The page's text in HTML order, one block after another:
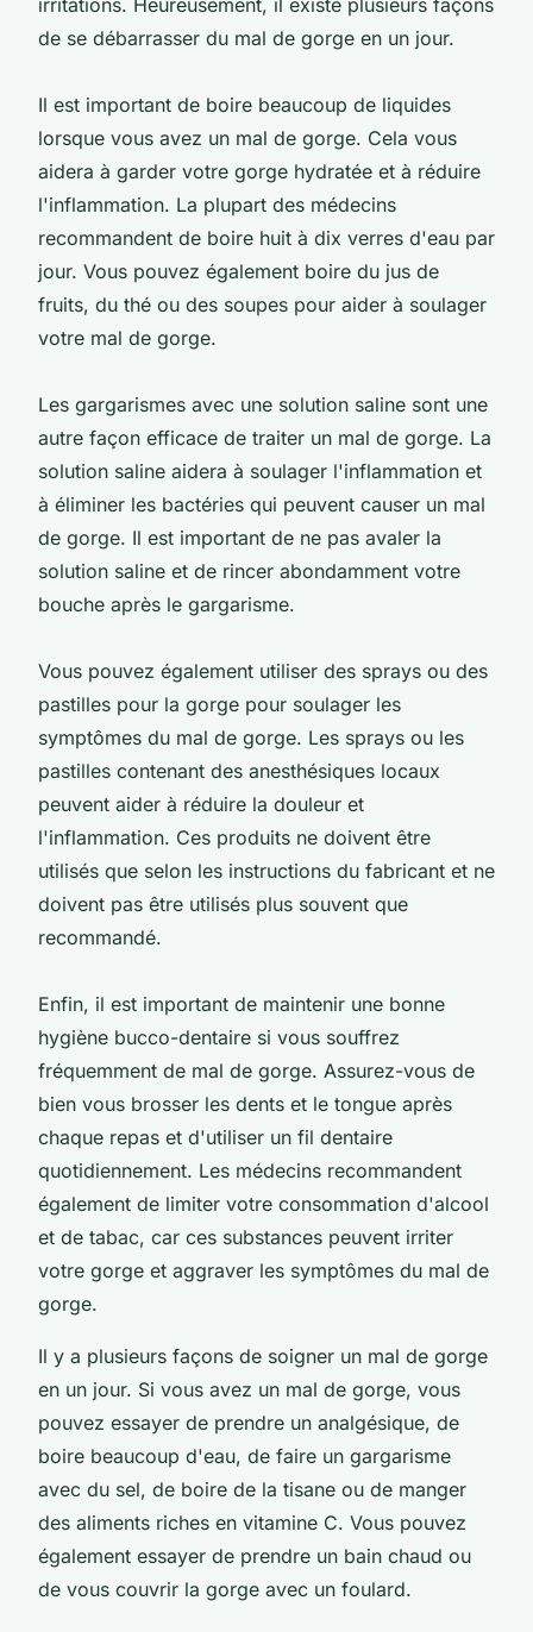
de se débarrasser du mal de gorge en un jour.
Il est important de boire beaucoup de liquides
lorsque vous avez un mal de gorge. Cela vous
aidera à garder votre gorge hydratée et à réduire
l'inflammation. La plupart des médecins
recommandent de boire huit à dix verres d'eau par
jour. Vous pouvez également boire du jus de
fruits, du thé ou des soupes pour aider à soulager
votre mal de gorge.
Les gargarismes avec une solution saline sont une
autre façon efficace de traiter un mal de gorge. La
solution saline aidera à soulager l'inflammation et
à éliminer les bactéries qui peuvent causer un mal
de gorge. Il est important de ne pas avaler la
solution saline et de rincer abondamment votre
bouche après le gargarisme.
Vous pouvez également utiliser des sprays ou des
pastilles pour la gorge pour soulager les
symptômes du mal de gorge. Les sprays ou les
pastilles contenant des anesthésiques locaux
peuvent aider à réduire la douleur et
l'inflammation. Ces produits ne doivent être
utilisés que selon les instructions du fabricant et ne
doivent pas être utilisés plus souvent que
recommandé.
Enfin, il est important de maintenir une bonne
hygiène bucco-dentaire si vous souffrez
fréquemment de mal de gorge. Assurez-vous de
bien vous brosser les dents et le tongue après
chaque repas et d'utiliser un fil dentaire
quotidiennement. Les médecins recommandent
également de limiter votre consommation d'alcool
et de tabac, car ces substances peuvent irriter
votre gorge et aggraver les symptômes du mal de
gorge.
Il y a plusieurs façons de soigner un mal de gorge
en un jour. Si vous avez un mal de gorge, vous
pouvez essayer de prendre un analgésique, de
boire beaucoup d'eau, de faire un gargarisme
avec du sel, de boire de la tisane ou de manger
des aliments riches en vitamine C. Vous pouvez
également essayer de prendre un bain chaud ou
de vous couvrir la gorge avec un foulard.